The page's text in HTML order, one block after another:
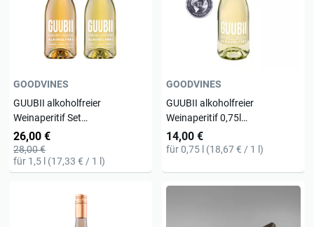
GOODVINES
GUUBII alkoholfreier
Weinaperitif Set
Holunder/Zitrone &
Ingwer/Limette
26,00 €
28,00 €
für 1,5 l (17,33 € / 1 l)
GOODVINES
GUUBII alkoholfreier
Weinaperitif 0,75l
Ingwer/Limette
14,00 €
für 0,75 l (18,67 € / 1 l)